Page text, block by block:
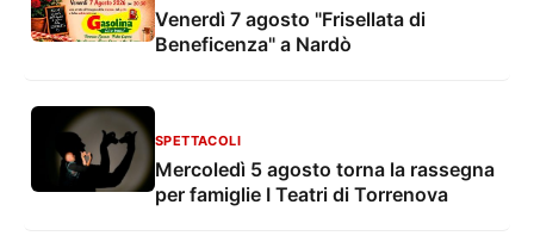
Venerdì 7 agosto "Frisellata di
Beneficenza" a Nardò
SPETTACOLI
Mercoledì 5 agosto torna la rassegna
per famiglie I Teatri di Torrenova